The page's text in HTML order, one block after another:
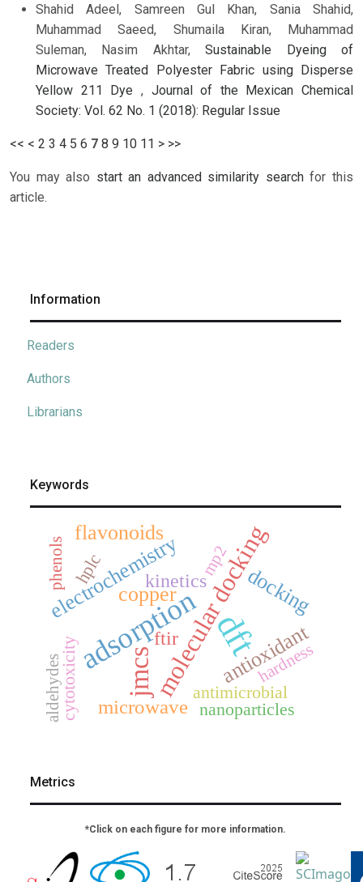
Shahid Adeel, Samreen Gul Khan, Sania Shahid,
Muhammad Saeed, Shumaila Kiran, Muhammad
Suleman, Nasim Akhtar,Sustainable Dyeing of
Microwave Treated Polyester Fabric using Disperse
Yellow 211 Dye , Journal of the Mexican Chemical
Society: Vol. 62 No. 1 (2018): Regular Issue
<< < 2 3 4 5 6 7 8 9 10 11 > >>
You may also start an advanced similarity searchfor this
article.
Information
Readers
Authors
Librarians
Keywords
dft
adsorption
jmcsmolecular docking
copper
antioxidant
electrochemistry
flavonoids
docking
microwave
kinetics
ftir
antimicrobial
cytotoxicity
hplc
nanoparticles
hardness
mp2
aldehydes
phenols
Metrics
*Click on each figure for more information.